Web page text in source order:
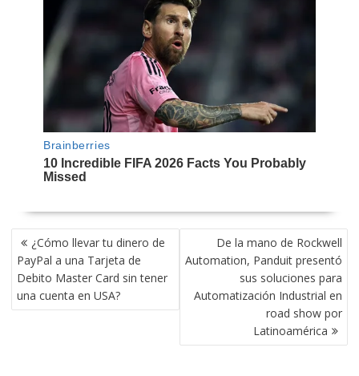
NAVEGACIÓN
DE
ENTRADAS
¿Cómo llevar tu dinero de
PayPal a una Tarjeta de
Debito Master Card sin tener
una cuenta en USA?
De la mano de Rockwell
Automation, Panduit presentó
sus soluciones para
Automatización Industrial en
road show por
Latinoamérica